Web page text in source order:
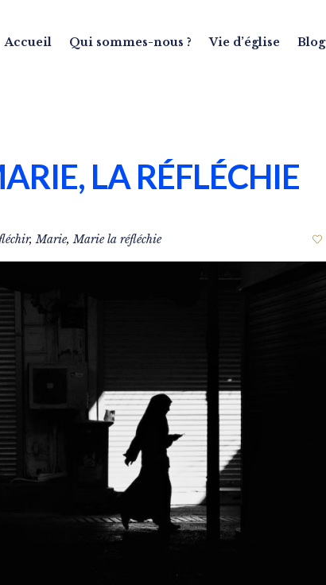
Accueil Qui sommes-nous ? Vie d’église Blog
LA RÉFLÉCHIE
,Marie,Marie la réfléchie